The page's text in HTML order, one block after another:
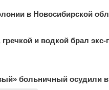
в Новосибирской
гречкой и водкой брал
больничный осудили